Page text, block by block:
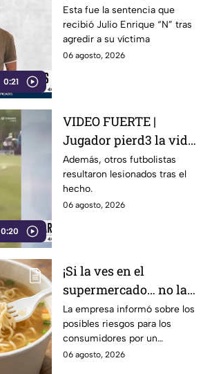
0:21
en Irapuato! Así fue
detenido el presunto
responsable
Esta fue la sentencia que
recibió Julio Enrique “N” tras
agredir a su víctima
06 agosto, 2026
0:20
VIDEO FUERTE |
Jugador pierd3 la vid4
tras ser alcanzado por
un rayo en pleno
partido
Además, otros futbolistas
resultaron lesionados tras el
hecho.
06 agosto, 2026
¡Si la ves en el
supermercado… no la
compres! Retiran
reconocida sopa
instantánea por riesgo
en uno de sus
La empresa informó sobre los
posibles riesgos para los
consumidores por un
ingrediente extra en el
06 agosto, 2026